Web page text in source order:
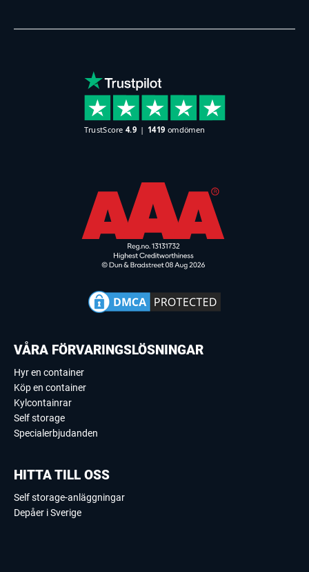
VÅRA FÖRVARINGSLÖSNINGAR
Hyr en container
Köp en container
Kylcontainrar
Self storage
Specialerbjudanden
HITTA TILL OSS
Self storage-anläggningar
Depåer i Sverige